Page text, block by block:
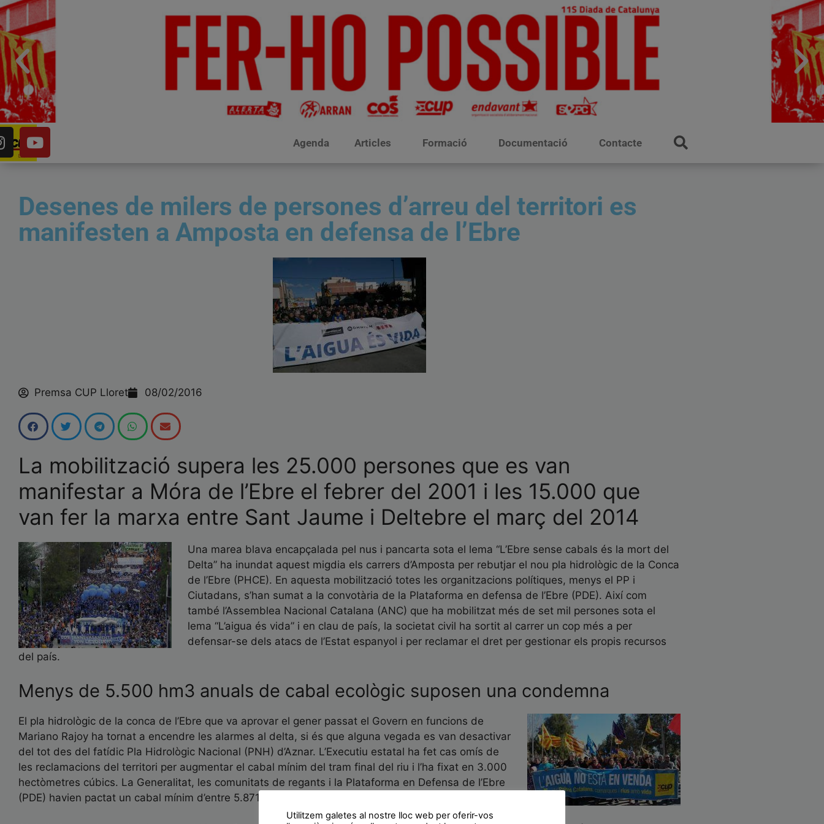
Agenda Articles Formació Documentació Contacte
Desenes de milers de persones d’arreu del territori es
manifesten a Amposta en defensa de l’Ebre
Premsa CUP Lloret 08/02/2016
La mobilització supera les 25.000 persones que es van
manifestar a Móra de l’Ebre el febrer del 2001 i les 15.000 que
van fer la marxa entre Sant Jaume i Deltebre el març del 2014
Una marea blava encapçalada pel nus i pancarta sota el lema “L’Ebre sense cabals és la mort del
Delta” ha inundat aquest migdia els carrers d’Amposta per rebutjar el nou pla hidrològic de la Conca
de l’Ebre (PHCE). En aquesta mobilització totes les organitzacions polítiques, menys el PP i
Ciutadans, s’han sumat a la convotària de la Plataforma en defensa de l’Ebre (PDE). Així com
també l’Assemblea Nacional Catalana (ANC) que ha mobilitzat més de set mil persones sota el
lema “L’aigua és vida” i en clau de país, la societat civil ha sortit al carrer un cop més a per
defensar-se dels atacs de l’Estat espanyol i per reclamar el dret per gestionar els propis recursos
del país.
Menys de 5.500 hm3 anuals de cabal ecològic suposen una condemna
El pla hidrològic de la conca de l’Ebre que va aprovar el gener passat el Govern en funcions de
Mariano Rajoy ha tornat a encendre les alarmes al delta, si és que alguna vegada es van desactivar
del tot des del fatídic Pla Hidrològic Nacional (PNH) d’Aznar. L’Executiu estatal ha fet cas omís de
les reclamacions del territori per augmentar el cabal mínim del tram final del riu i l’ha fixat en 3.000
hectòmetres cúbics. La Generalitat, les comunitats de regants i la Plataforma en Defensa de l’Ebre
(PDE) havien pactat un cabal mínim d’entre 5.871 hm3, en anys de sequera, i 9.907 hm3.
Utilitzem galetes al nostre lloc web per oferir-vos